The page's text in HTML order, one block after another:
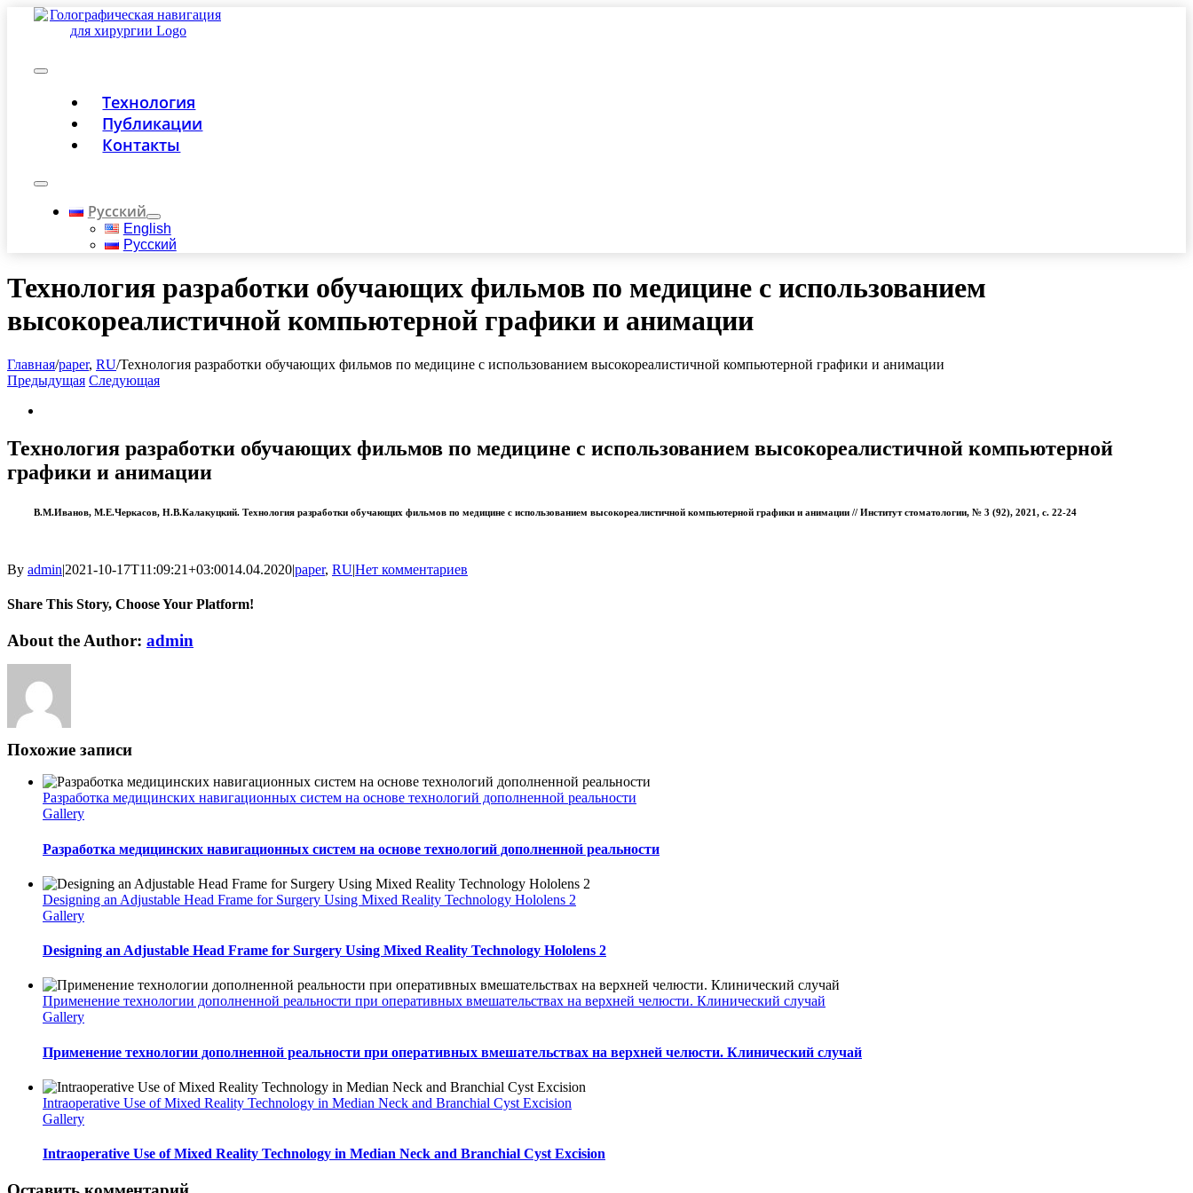
Navigation
Технология
Публикации
Контакты
Toggle
NavigationРусский
English
Русский
Технология разработки обучающих фильмов по медицине с использованием
высокореалистичной компьютерной графики и анимации
Главная/paper, RU/Технология разработки обучающих фильмов по медицине с использованием высокореалистичной компьютерной графики и анимации
Предыдущая Следующая
Технология разработки обучающих фильмов по медицине с использованием высокореалистичной компьютерной
графики и анимации
В.М.Иванов, М.Е.Черкасов, Н.В.Калакуцкий. Технология разработки обучающих фильмов по медицине с использованием высокореалистичной компьютерной графики и анимации // Институт стоматологии, № 3 (92), 2021, с. 22-24
By admin|2021-10-17T11:09:21+03:0014.04.2020|paper, RU|Нет комментариев
Share This Story, Choose Your Platform!
Facebook
Twitter
Reddit
LinkedIn
WhatsApp
Tumblr
Pinterest
Vk
Xing
Email
About the Author: admin
Похожие записи
Разработка медицинских навигационных систем на основе технологий дополненной реальности
Gallery
Разработка медицинских навигационных систем на основе технологий дополненной реальности
Designing an Adjustable Head Frame for Surgery Using Mixed Reality Technology Hololens 2
Gallery
Designing an Adjustable Head Frame for Surgery Using Mixed Reality Technology Hololens 2
Применение технологии дополненной реальности при оперативных вмешательствах на верхней челюсти. Клинический случай
Gallery
Применение технологии дополненной реальности при оперативных вмешательствах на верхней челюсти. Клинический случай
Intraoperative Use of Mixed Reality Technology in Median Neck and Branchial Cyst Excision
Gallery
Intraoperative Use of Mixed Reality Technology in Median Neck and Branchial Cyst Excision